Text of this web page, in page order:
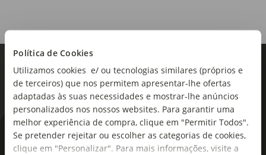
Política de Cookies
Utilizamos cookies e/ ou tecnologias similares (próprios e
de terceiros) que nos permitem apresentar-lhe ofertas
adaptadas às suas necessidades e mostrar-lhe anúncios
personalizados nos nossos websites. Para garantir uma
melhor experiência de compra, clique em "Permitir Todos".
Se pretender rejeitar ou escolher as categorias de cookies,
clique em "Personalizar". Para mais informações, visite a
As novidades mais frescas no